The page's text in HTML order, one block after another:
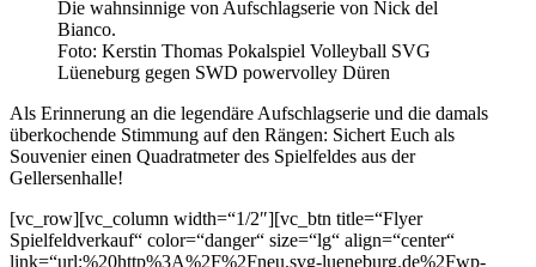
Die wahnsinnige von Aufschlagserie von Nick del
Bianco.
Foto: Kerstin Thomas Pokalspiel Volleyball SVG
Lüeneburg gegen SWD powervolley Düren
Als Erinnerung an die legendäre Aufschlagserie und die damals
überkochende Stimmung auf den Rängen: Sichert Euch als
Souvenier einen Quadratmeter des Spielfeldes aus der
Gellersenhalle!
[vc_row][vc_column width=“1/2″][vc_btn title=“Flyer
Spielfeldverkauf“ color=“danger“ size=“lg“ align=“center“
link=“url:%20http%3A%2F%2Fneu.svg-lueneburg.de%2Fwp-